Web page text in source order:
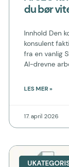
du bør
Innhold Den
konsulent
fra en vanlig
AI-drevne
LES MER »
17. april 2026